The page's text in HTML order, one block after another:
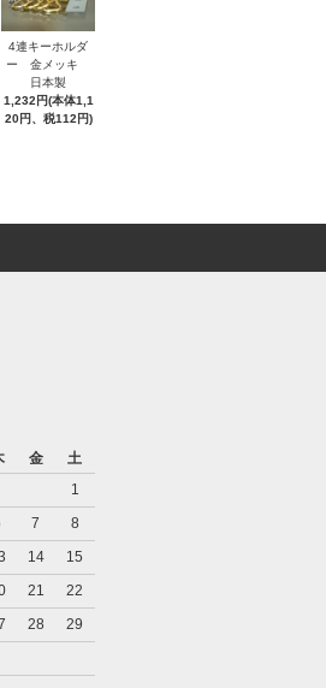
4連キーホルダ
ー 金メッキ
日本製
1,232円(本体1,1
20円、税112円)
金
土
1
7
8
14
15
21
22
28
29